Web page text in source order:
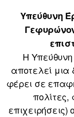
Υπεύθυνη
Η
αποτελεί μια
φέρει σε
πολίτες,
επιχειρήσεις)